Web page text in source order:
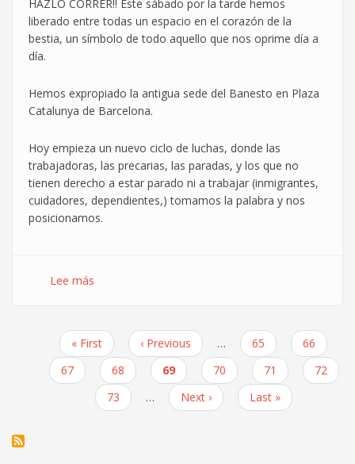
HAZLO CORRER!! Este sábado por la tarde hemos
liberado entre todas un espacio en el corazón de la
bestia, un símbolo de todo aquello que nos oprime día a
día.
Hemos expropiado la antigua sede del Banesto en Plaza
Catalunya de Barcelona.
Hoy empieza un nuevo ciclo de luchas, donde las
trabajadoras, las precarias, las paradas, y los que no
tienen derecho a estar parado ni a trabajar (inmigrantes,
cuidadores, dependientes,) tomamos la palabra y nos
posicionamos.
Lee más
en
Bcn
para
preparar
la
Paginación
Primera
página
« First
Página
anterior
‹ Previous … Page
65 Page
66
Page
67 Page
68
Página
actual
69 Page
70 Page
71 Page
72
Page
73 …
Siguiente
página
Next ›
Última
página
Last »